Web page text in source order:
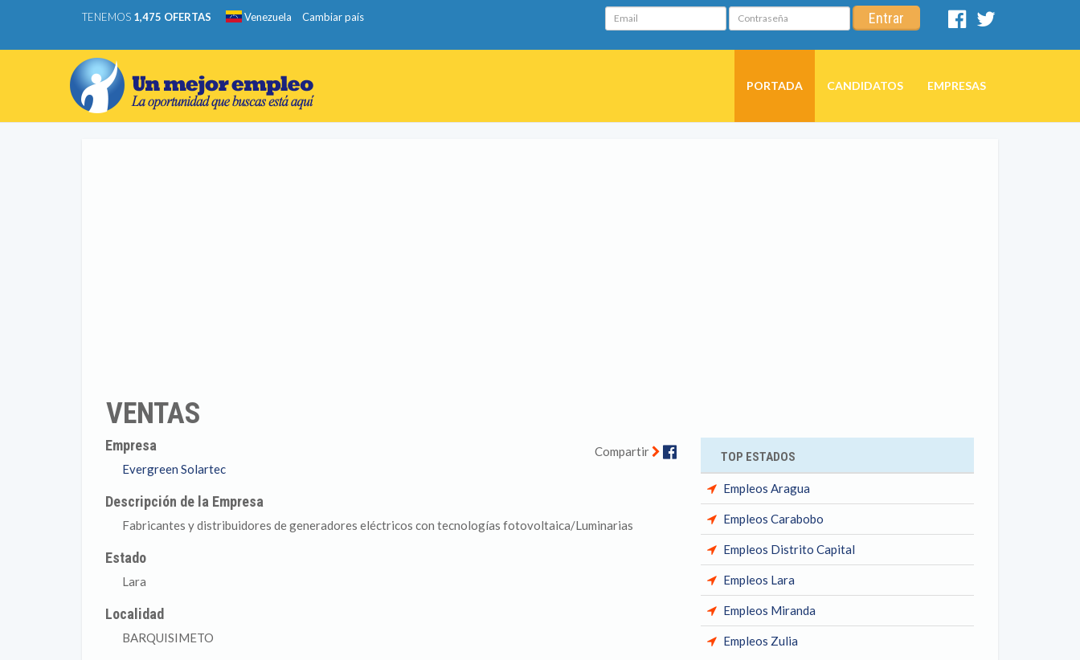
TENEMOS 1,475 OFERTAS Venezuela Cambiar país Email Contraseña Entrar
Facebook
PORTADA CANDIDATOS EMPRESAS
VENTAS
Compartir Facebook
Empresa
Evergreen Solartec
Descripción de la Empresa
Fabricantes y distribuidores de generadores eléctricos con tecnologías fotovoltaica/Luminarias
Estado
Lara
Localidad
BARQUISIMETO
TOP ESTADOS
Empleos Aragua
Empleos Carabobo
Empleos Distrito Capital
Empleos Lara
Empleos Miranda
Empleos Zulia